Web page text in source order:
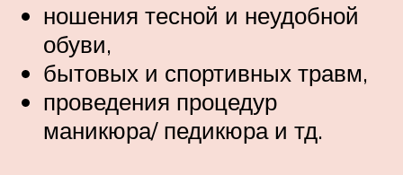
ношения тесной и неудобной
обуви,
бытовых и спортивных травм,
проведения процедур
маникюра/ педикюра и тд.